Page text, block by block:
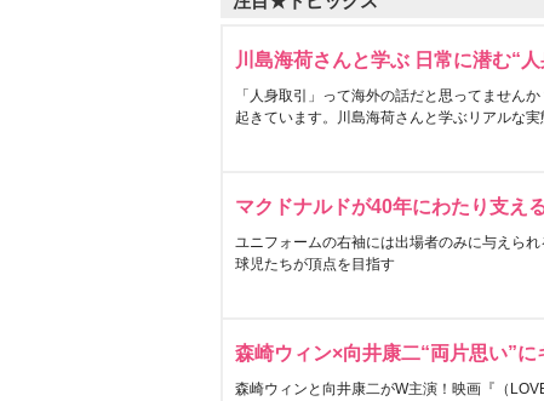
川島海荷さんと学ぶ 日常に潜む“
「人身取引」って海外の話だと思ってません
起きています。川島海荷さんと学ぶリアルな実
マクドナルドが40年にわたり支え
ユニフォームの右袖には出場者のみに与えら
球児たちが頂点を目指す
森崎ウィン×向井康二“両片思い”に
森崎ウィンと向井康二がW主演！映画『（